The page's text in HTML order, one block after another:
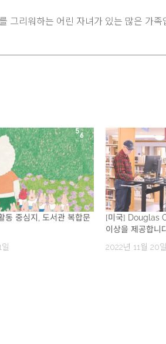
그리워하는 어린 자녀가 있는 많은 가족
동 중심지, 도서관 복합문
[미국] Douglas
이상을 제공합니
2022년 11월 20일